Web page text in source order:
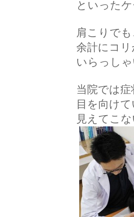
といった
肩こりで
余計にコ
いらっし
当院では
目を向け
見えてこ